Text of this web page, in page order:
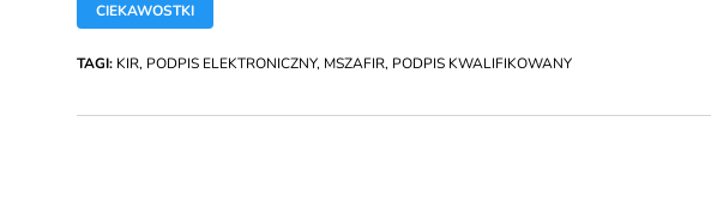
CIEKAWOSTKI
TAGI: KIR, PODPIS ELEKTRONICZNY, MSZAFIR, PODPIS KWALIFIKOWANY